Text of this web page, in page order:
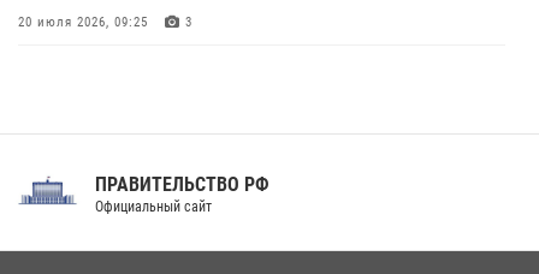
20 июля 2026, 09:25 3
Праздник «Один день с Росгвардией» к 105-летию Центрального
ПРАВИТЕЛЬСТВО РФ
Официальный сайт